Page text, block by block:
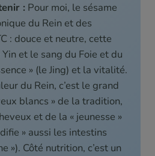
: Pour moi, le sésame
du Rein et des
: douce et neutre, cette
et le sang du Foie et du
» (le Jing) et la vitalité.
du Rein, c’est le grand
blancs » de la tradition,
et de la « jeunesse »
» aussi les intestins
»). Côté nutrition, c’est un